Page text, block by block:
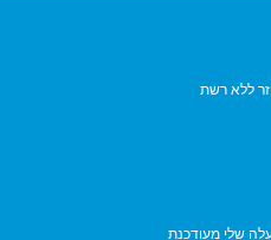
ללא רשת
שלי מעודכנת